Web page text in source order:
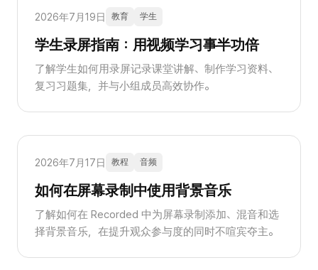
2026年7月19日 教育 学生
学生录屏指南：用视频学习事半功倍
了解学生如何用录屏记录课堂讲解、制作学习资料、
复习习题集，并与小组成员高效协作。
2026年7月17日 教程 音频
如何在屏幕录制中使用背景音乐
了解如何在 Recorded 中为屏幕录制添加、混音和选
择背景音乐，在提升观众参与度的同时不喧宾夺主。